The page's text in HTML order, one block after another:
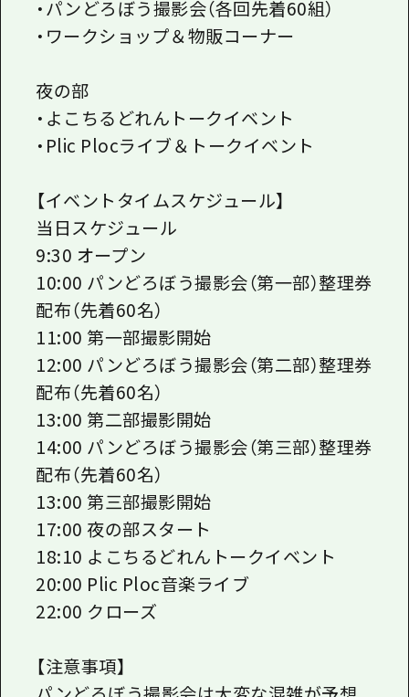
・パンどろぼう撮影会（各回先着60組）
・ワークショップ＆物販コーナー
夜の部
・よこちるどれんトークイベント
・Plic Plocライブ＆トークイベント
【イベントタイムスケジュール】
当日スケジュール
9:30 オープン
10:00 パンどろぼう撮影会（第一部）整理券
配布（先着60名）
11:00 第一部撮影開始
12:00 パンどろぼう撮影会（第二部）整理券
配布（先着60名）
13:00 第二部撮影開始
14:00 パンどろぼう撮影会（第三部）整理券
配布（先着60名）
13:00 第三部撮影開始
17:00 夜の部スタート
18:10 よこちるどれんトークイベント
20:00 Plic Ploc音楽ライブ
22:00 クローズ
【注意事項】